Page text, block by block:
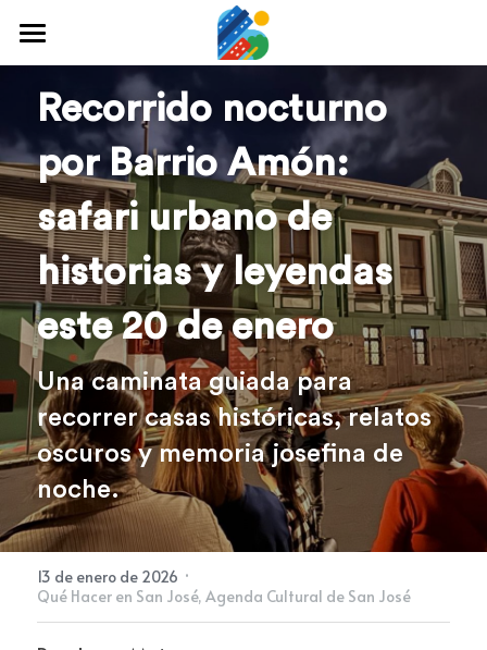
Home
Qué hacer
Arte y cultura
Cine y TV
Comida y tragos
Tours desde San José
Museos
Buscar
Newsletter
Recorrido nocturno
por Barrio Amón:
safari urbano de
historias y leyendas
este 20 de enero
Una caminata guiada para
recorrer casas históricas, relatos
oscuros y memoria josefina de
noche.
13 de enero de 2026 ·
Qué Hacer en San José, Agenda Cultural de San José